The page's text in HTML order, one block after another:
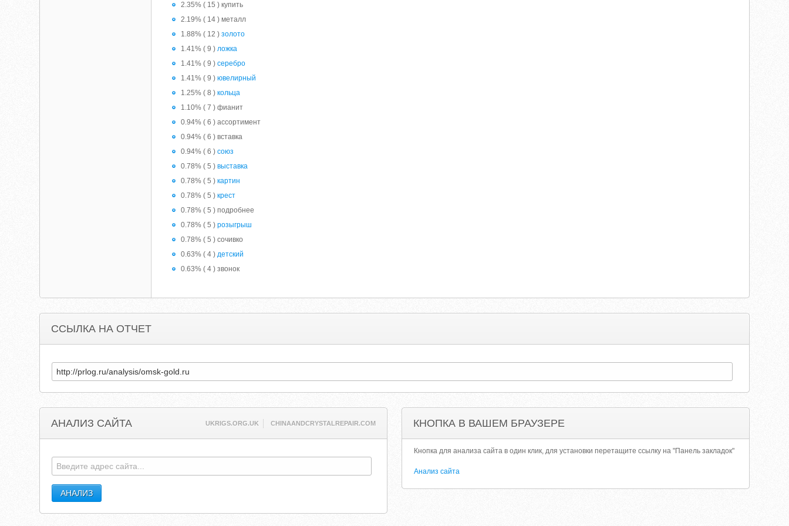
2.35% ( 15 ) купить
2.19% ( 14 ) металл
1.88% ( 12 )золото
1.41% ( 9 )ложка
1.41% ( 9 )серебро
1.41% ( 9 )ювелирный
1.25% ( 8 )кольца
1.10% ( 7 ) фианит
0.94% ( 6 ) ассортимент
0.94% ( 6 ) вставка
0.94% ( 6 )союз
0.78% ( 5 )выставка
0.78% ( 5 )картин
0.78% ( 5 )крест
0.78% ( 5 ) подробнее
0.78% ( 5 )розыгрыш
0.78% ( 5 ) сочивко
0.63% ( 4 )детский
0.63% ( 4 ) звонок
ССЫЛКА НА ОТЧЕТ
АНАЛИЗ САЙТА UKRIGS.ORG.UK CHINAANDCRYSTALREPAIR.COM КНОПКА В ВАШЕМ БРАУЗЕРЕ
Кнопка для анализа сайта в один клик, для установки перетащите ссылку на "Панель закладок"
Анализ сайта